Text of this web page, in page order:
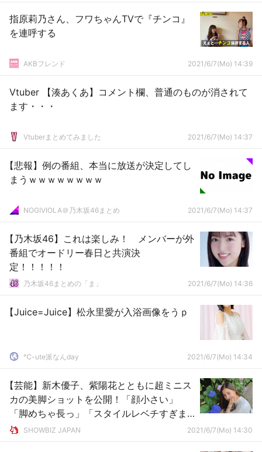
指原莉乃さん、フワちゃんTVで『チンコ』
を連呼する
AKBフレンド 2021/6/7(Mo) 14:39
Vtuber 【湊あくあ】コメント欄、普通のものが消されて
ます・・・
Vtuberまとめてみました 2021/6/7(Mo) 14:37
【悲報】例の番組、本当に放送が決定してし
まうｗｗｗｗｗｗｗｗ
NOGIVIOLA＠乃木坂46まとめ 2021/6/7(Mo) 14:37
【乃木坂46】これは楽しみ！ メンバーが外
番組でオードリー春日と共演決
定！！！！！
乃木坂46まとめの「ま」 2021/6/7(Mo) 14:36
【Juice=Juice】松永里愛が入浴画像をうｐ
℃-ute派なんday 2021/6/7(Mo) 14:34
【芸能】新木優子、紫陽花とともに超ミニス
カの美脚ショットを公開！「顔小さい」
「脚めちゃ長っ」「スタイルレベチすぎま
す」とファン絶賛
SHOWBIZ JAPAN 2021/6/7(Mo) 14:30